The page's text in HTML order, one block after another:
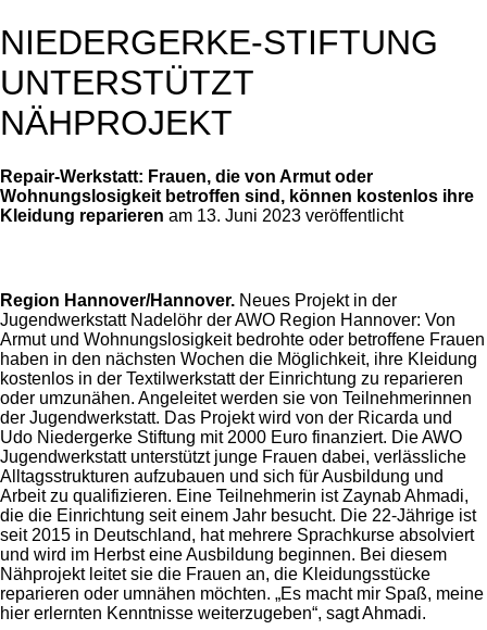
NIEDERGERKE-STIFTUNG
UNTERSTÜTZT
NÄHPROJEKT
Repair-Werkstatt: Frauen, die von Armut oder
Wohnungslosigkeit betroffen sind, können kostenlos ihre
Kleidung reparieren am 13. Juni 2023 veröffentlicht
Region Hannover/Hannover. Neues Projekt in der
Jugendwerkstatt Nadelöhr der AWO Region Hannover: Von
Armut und Wohnungslosigkeit bedrohte oder betroffene Frauen
haben in den nächsten Wochen die Möglichkeit, ihre Kleidung
kostenlos in der Textilwerkstatt der Einrichtung zu reparieren
oder umzunähen. Angeleitet werden sie von Teilnehmerinnen
der Jugendwerkstatt. Das Projekt wird von der Ricarda und
Udo Niedergerke Stiftung mit 2000 Euro finanziert. Die AWO
Jugendwerkstatt unterstützt junge Frauen dabei, verlässliche
Alltagsstrukturen aufzubauen und sich für Ausbildung und
Arbeit zu qualifizieren. Eine Teilnehmerin ist Zaynab Ahmadi,
die die Einrichtung seit einem Jahr besucht. Die 22-Jährige ist
seit 2015 in Deutschland, hat mehrere Sprachkurse absolviert
und wird im Herbst eine Ausbildung beginnen. Bei diesem
Nähprojekt leitet sie die Frauen an, die Kleidungsstücke
reparieren oder umnähen möchten. „Es macht mir Spaß, meine
hier erlernten Kenntnisse weiterzugeben“, sagt Ahmadi.